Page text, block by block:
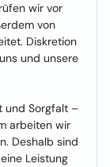
wir vor
von
Diskretion
und unsere
und Sorgfalt –
arbeiten wir
Deshalb sind
Leistung